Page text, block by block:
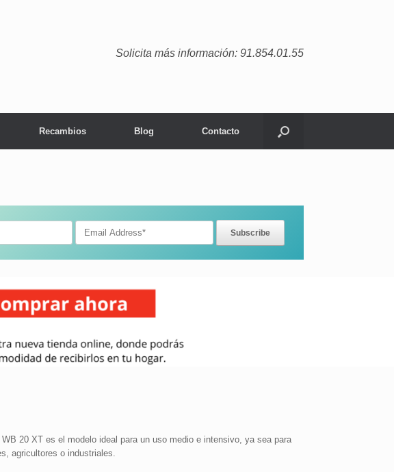
Solicita más información: 91.854.01.55
Recambios Blog Contacto
WB 20 XT es el modelo ideal para un uso medio e intensivo, ya sea para
agricultores o industriales.